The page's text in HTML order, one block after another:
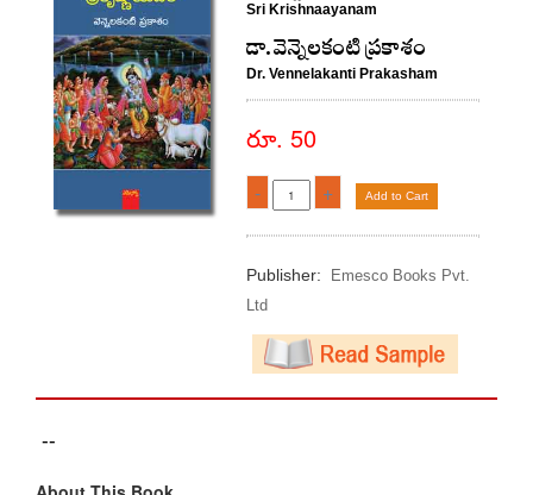
Sri Krishnaayanam
డా.వెన్నెలకంటి ప్రకాశం
Dr. Vennelakanti Prakasham
రూ. 50
- + Add to Cart
Publisher:
Emesco Books Pvt.
Ltd
--